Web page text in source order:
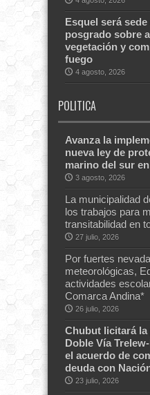
Esquel será
posgrado sobre
vegetación y
fuego
4 agosto, 2026
POLITICA
Avanza la
nueva ley de
marino del sur
3 agosto, 2026
La municipalidad
los trabajos para
transitabilidad en
27 julio, 2026
Por fuertes
meteorológicas,
actividades
Comarca Andina*
26 julio, 2026
Chubut licitará la
Doble Vía
el acuerdo de
deuda con
23 julio, 2026